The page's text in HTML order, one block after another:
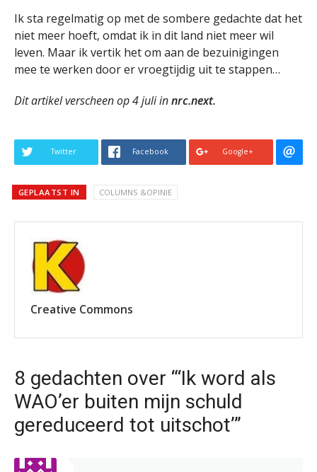
Ik sta regelmatig op met de sombere gedachte dat het
niet meer hoeft, omdat ik in dit land niet meer wil
leven. Maar ik vertik het om aan de bezuinigingen
mee te werken door er vroegtijdig uit te stappen…
Dit artikel verscheen op 4 juli innrc.next.
Twitter Facebook Google+
GEPLAATST IN COLUMNS &OPINIE
Creative Commons
8 gedachten over “‘Ik word als
WAO’er buiten mijn schuld
gereduceerd tot uitschot’”